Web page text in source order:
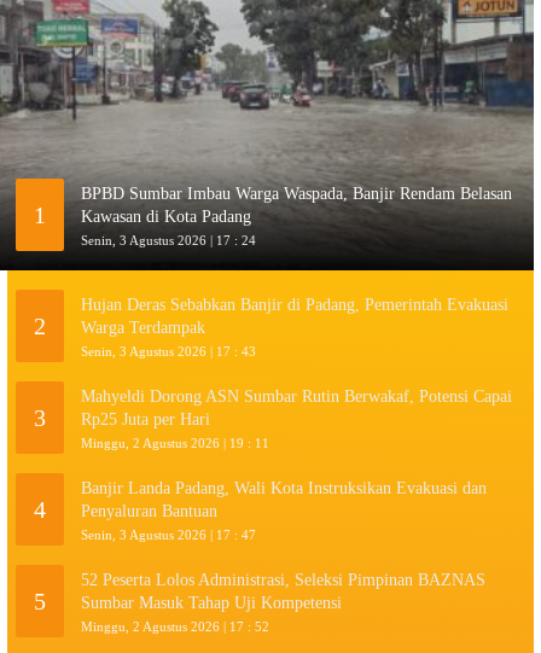
1
BPBD Sumbar Imbau Warga Waspada, Banjir Rendam Belasan
Kawasan di Kota Padang
Senin, 3 Agustus 2026 | 17 : 24
2
Hujan Deras Sebabkan Banjir di Padang, Pemerintah Evakuasi
Warga Terdampak
Senin, 3 Agustus 2026 | 17 : 43
3
Mahyeldi Dorong ASN Sumbar Rutin Berwakaf, Potensi Capai
Rp25 Juta per Hari
Minggu, 2 Agustus 2026 | 19 : 11
4
Banjir Landa Padang, Wali Kota Instruksikan Evakuasi dan
Penyaluran Bantuan
Senin, 3 Agustus 2026 | 17 : 47
5
52 Peserta Lolos Administrasi, Seleksi Pimpinan BAZNAS
Sumbar Masuk Tahap Uji Kompetensi
Minggu, 2 Agustus 2026 | 17 : 52